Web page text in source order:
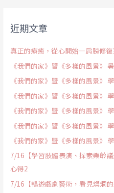
近期文章
真正的療癒，從心開始—肩膀修
《我們的家》暨《多樣的風景》
《我們的家》暨《多樣的風景》
《我們的家》暨《多樣的風景》
《我們的家》暨《多樣的風景》
《我們的家》暨《多樣的風景》
《我們的家》暨《多樣的風景》
7/16【學習肢體表演、探索樂齡
心得2
7/16【暢遊戲劇藝術，看見燦爛